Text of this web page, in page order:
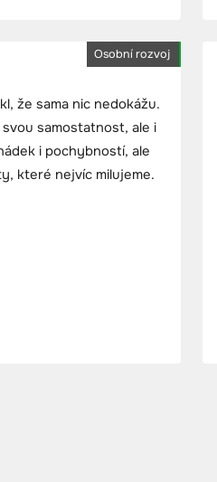
Osobní rozvoj
že sama nic nedokážu.
samostatnost, ale i
i pochybností, ale
které nejvíc milujeme.